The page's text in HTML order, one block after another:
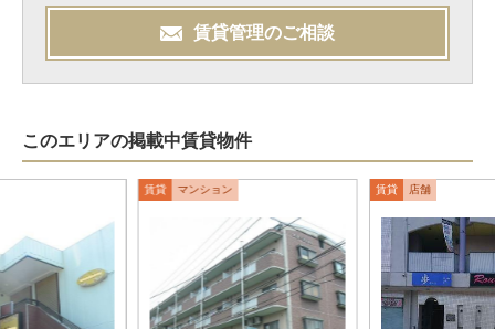
賃貸管理のご相談
このエリアの掲載中賃貸物件
賃貸 マンション 賃貸 店舗